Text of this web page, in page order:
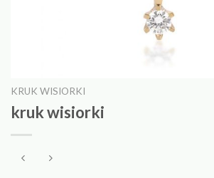
KRUK WISIORKI
kruk wisiorki